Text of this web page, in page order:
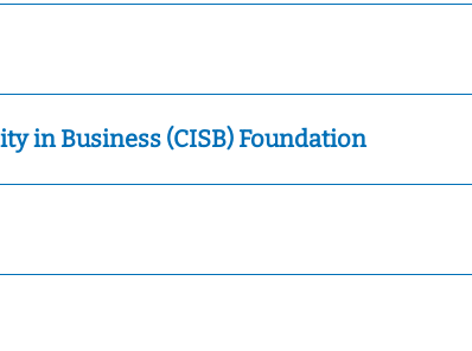
in Business (CISB) Foundation